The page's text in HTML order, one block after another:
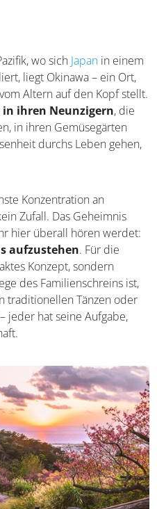
wo sichJapanin
verliert, liegt Okinawa –
vom Altern auf den
in ihren
praktizieren, in
die uns staunen lässt.
Konzentration an
Zufall. Das Geheimnis
hier überall hören
aufzustehen.
abstraktes Konzept,
die Pflege des
von Enkeln in
Platz in der